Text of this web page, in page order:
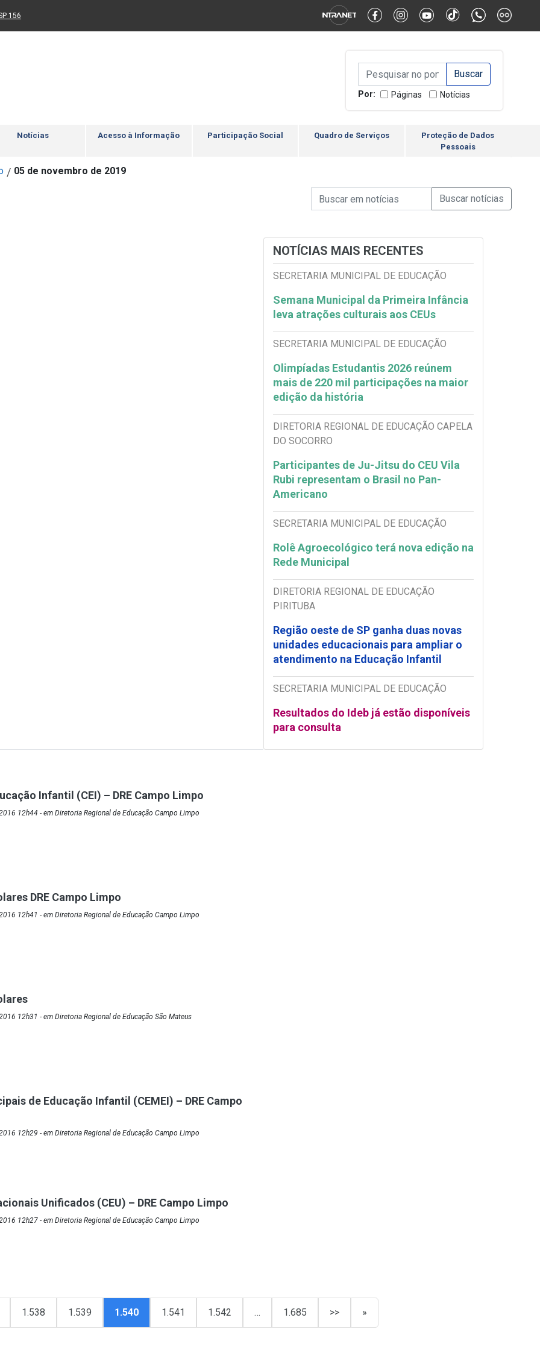
Ir para rodapé Alternar Alto Contraste Alternar Tamanho da Fonte
para um novo sítio)
156
Campo de Busca de
Campo de Busca de informaçõesEnviar a Busca
Por: Páginas Notícias
Notícias Acesso à Informação Participação Social Quadro de Serviços
Proteção de Dados
Pessoais
/ 05 de novembro de 2019
Campo de Busca de Notícias
Campo de Busca de informaçõesEnviar a Busca de
NOTÍCIAS MAIS RECENTES
SECRETARIA MUNICIPAL DE EDUCAÇÃO
Semana Municipal da Primeira Infância
leva atrações culturais aos CEUs
SECRETARIA MUNICIPAL DE EDUCAÇÃO
Olimpíadas Estudantis 2026 reúnem
mais de 220 mil participações na maior
edição da história
DIRETORIA REGIONAL DE EDUCAÇÃO CAPELA
DO SOCORRO
Participantes de Ju-Jitsu do CEU Vila
Rubi representam o Brasil no Pan-
Americano
SECRETARIA MUNICIPAL DE EDUCAÇÃO
Rolê Agroecológico terá nova edição na
Rede Municipal
DIRETORIA REGIONAL DE EDUCAÇÃO
PIRITUBA
Região oeste de SP ganha duas novas
unidades educacionais para ampliar o
atendimento na Educação Infantil
SECRETARIA MUNICIPAL DE EDUCAÇÃO
Resultados do Ideb já estão disponíveis
para consulta
Infantil (CEI) – DRE Campo Limpo
12h44 - em Diretoria Regional de Educação Campo Limpo
DRE Campo Limpo
12h41 - em Diretoria Regional de Educação Campo Limpo
12h31 - em Diretoria Regional de Educação São Mateus
de Educação Infantil (CEMEI) – DRE Campo
12h29 - em Diretoria Regional de Educação Campo Limpo
Unificados (CEU) – DRE Campo Limpo
12h27 - em Diretoria Regional de Educação Campo Limpo
1.538 1.539 1.540 1.541 1.542 … 1.685 >> »